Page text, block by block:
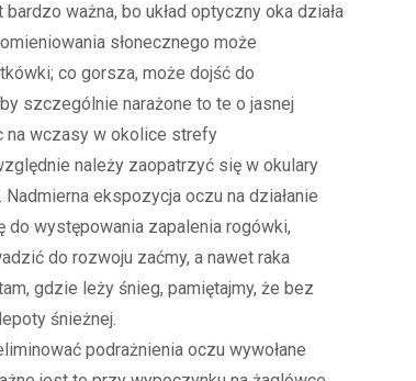
ważna, bo układ optyczny oka działa
słonecznego może
co gorsza, może dojść do
szczególnie narażone to te o jasnej
na wczasy w okolice strefy
należy zaopatrzyć się w okulary
ekspozycja oczu na działanie
do występowania zapalenia rogówki,
do rozwoju zaćmy, a nawet raka
gdzie leży śnieg, pamiętajmy, że bez
śnieżnej.
podrażnienia oczu wywołane